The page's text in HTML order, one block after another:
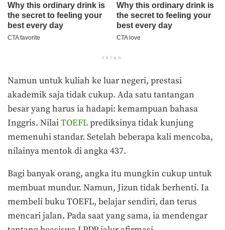
Iklan
Namun untuk kuliah ke luar negeri, prestasi
akademik saja tidak cukup. Ada satu tantangan
besar yang harus ia hadapi: kemampuan bahasa
Inggris. NilaiTOEFLprediksinya tidak kunjung
memenuhi standar. Setelah beberapa kali mencoba,
nilainya mentok di angka 437.
Bagi banyak orang, angka itu mungkin cukup untuk
membuat mundur. Namun, Jizun tidak berhenti. Ia
membeli buku TOEFL, belajar sendiri, dan terus
mencari jalan. Pada saat yang sama, ia mendengar